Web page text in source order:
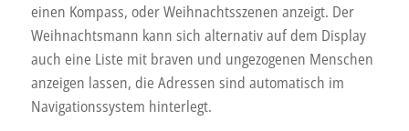
einen Kompass, oder Weihnachtsszenen anzeigt. Der
Weihnachtsmann kann sich alternativ auf dem Display
auch eine Liste mit braven und ungezogenen Menschen
anzeigen lassen, die Adressen sind automatisch im
Navigationssystem hinterlegt.